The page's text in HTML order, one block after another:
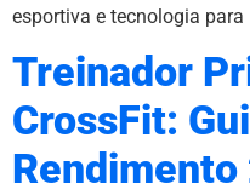
esportiva e tecnologia
Treinador
CrossFit:
Rendimento